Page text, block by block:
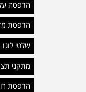
הדפסה
הדפסת
שלטי
מתקני
הדפסת